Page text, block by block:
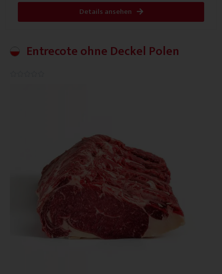
Details ansehen
Entrecote ohne Deckel Polen